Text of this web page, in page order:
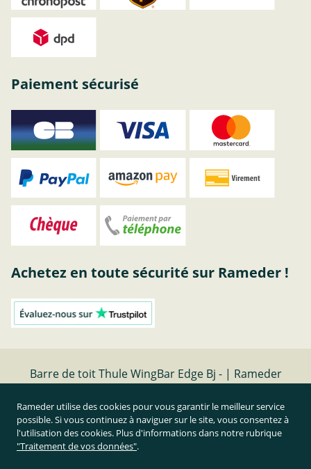
Paiement sécurisé
Achetez en toute sécurité sur Rameder !
Barre de toit Thule WingBar Edge Bj - | Rameder
Résilier le contrat
Rameder utilise des cookies pour vous garantir le meilleur service
possible. Si vous continuez à naviguer sur le site, vous consentez à
l'utilisation des cookies. Plus d'informations dans notre rubrique
"Traitement de vos données".